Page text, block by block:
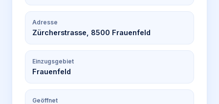
Adresse
Zürcherstrasse, 8500 Frauenfeld
Einzugsgebiet
Frauenfeld
Geöffnet